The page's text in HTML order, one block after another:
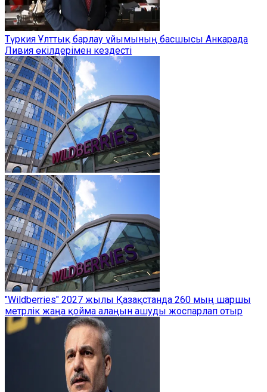
Түркия Ұлттық барлау ұйымының басшысы Анкарада
Ливия өкілдерімен кездесті
"Wildberries" 2027 жылы Қазақстанда 260 мың шаршы
метрлік жаңа қойма алаңын ашуды жоспарлап отыр